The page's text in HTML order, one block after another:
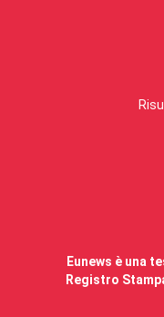
Eunews è una
Registro